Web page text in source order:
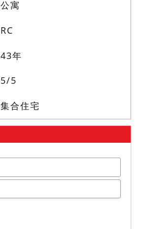
公寓
RC
43年
5/5
集合住宅